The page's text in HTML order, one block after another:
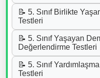
📝 5. Sınıf Birlikte
Testleri
📝 5. Sınıf Yaşayan
Değerlendirme Testleri
📝 5. Sınıf
Testleri